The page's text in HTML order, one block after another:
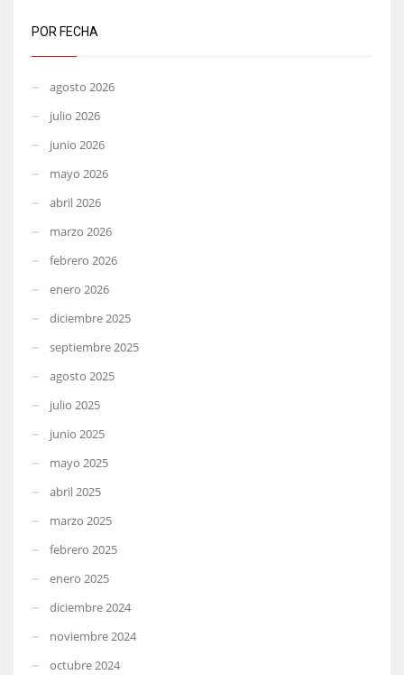
POR FECHA
agosto 2026
julio 2026
junio 2026
mayo 2026
abril 2026
marzo 2026
febrero 2026
enero 2026
diciembre 2025
septiembre 2025
agosto 2025
julio 2025
junio 2025
mayo 2025
abril 2025
marzo 2025
febrero 2025
enero 2025
diciembre 2024
noviembre 2024
octubre 2024